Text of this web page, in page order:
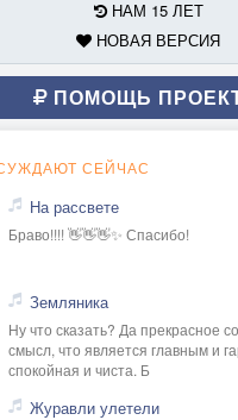
НАМ 15 ЛЕТ
НОВАЯ ВЕРСИЯ
ПОМОЩЬ
СЕЙЧАС
На рассвете
Браво!!!! 👋👋👋✨ Спасибо!
Земляника
Ну что сказать? Да прекрасное
смысл, что является главным и
спокойная и чиста. Б
Журавли улетели